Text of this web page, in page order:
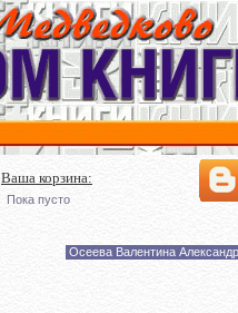
Ваша корзина:
Пока пусто
Осеева Валентина